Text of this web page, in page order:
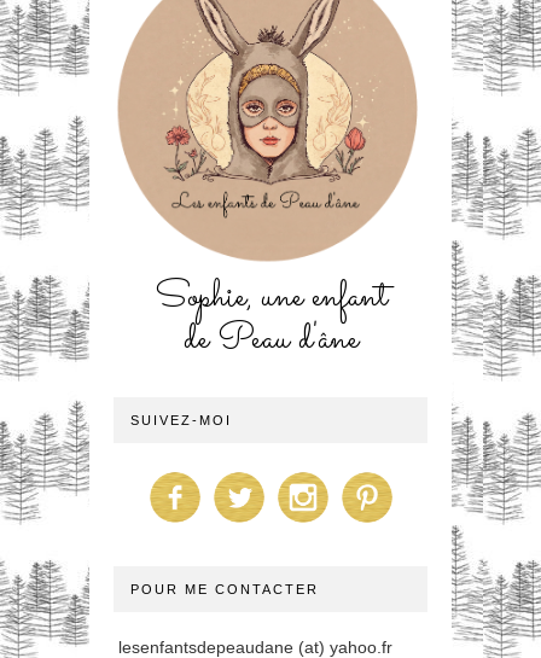
Sophie, une enfant
de Peau d'âne
SUIVEZ-MOI
POUR ME CONTACTER
lesenfantsdepeaudane (at) yahoo.fr